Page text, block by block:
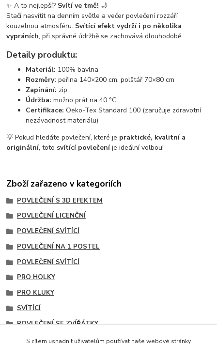
✨ A to nejlepší? Svítí ve tmě! 🌙
Stačí nasvítit na denním světle a večer povlečení rozzáří
kouzelnou atmosféru. Svítící efekt vydrží i po několika
vypráních, při správné údržbě se zachovává dlouhodobě.
Detaily produktu:
Materiál: 100% bavlna
Rozměry: peřina 140×200 cm, polštář 70×80 cm
Zapínání: zip
Údržba: možno prát na 40 °C
Certifikace: Oeko-Tex Standard 100 (zaručuje zdravotní
nezávadnost materiálu)
💡 Pokud hledáte povlečení, které je praktické, kvalitní a
originální, toto svítící povlečeníje ideální volbou!
Zboží zařazeno v kategoriích
POVLEČENÍ S 3D EFEKTEM
POVLEČENÍ LICENČNÍ
POVLEČENÍ SVÍTÍCÍ
POVLEČENÍ NA 1 POSTEL
POVLEČENÍ SVÍTÍCÍ
PRO HOLKY
PRO KLUKY
SVÍTÍCÍ
POVLEČENÍ SE ZVÍŘÁTKY
FOTOTISK
S cílem usnadnit uživatelům používat naše webové stránky